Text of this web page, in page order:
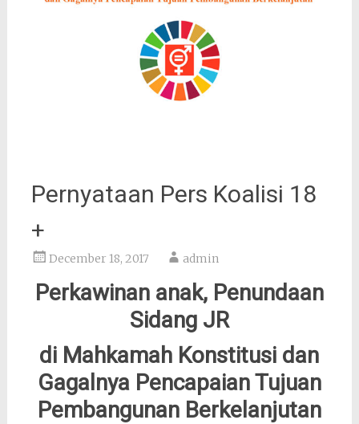
Pernyataan Pers Koalisi 18
+
December 18, 2017 admin
Perkawinan anak, Penundaan
Sidang JR
di Mahkamah Konstitusi dan
Gagalnya Pencapaian Tujuan
Pembangunan Berkelanjutan